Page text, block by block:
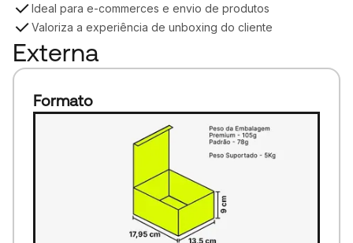
Ideal para e-commerces e envio de produtos
Valoriza a experiência de unboxing do cliente
Externa
Formato